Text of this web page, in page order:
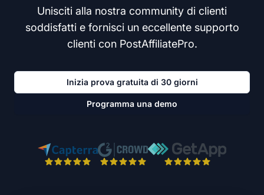
Unisciti alla nostra community di clienti
soddisfatti e fornisci un eccellente supporto
clienti con PostAffiliatePro.
Inizia prova gratuita di 30 giorni
Programma una demo